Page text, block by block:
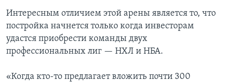
Интересным отличием этой арены является то, что
постройка начнется только когда инвесторам
удастся приобрести команды двух
профессиональных лиг — НХЛ и НБА.
«Когда кто-то предлагает вложить почти 300